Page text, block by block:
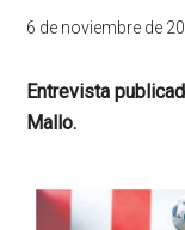
6 de noviembre de
Entrevista
Mallo.